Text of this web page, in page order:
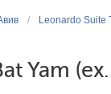
/ Leonardo Suite
Yam